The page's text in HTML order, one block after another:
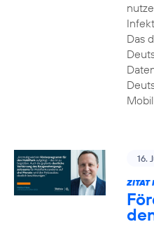
Das
16.
ZITAT